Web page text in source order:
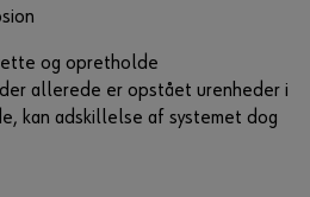
og opretholde
allerede er opstået urenheder i
kan adskillelse af systemet dog